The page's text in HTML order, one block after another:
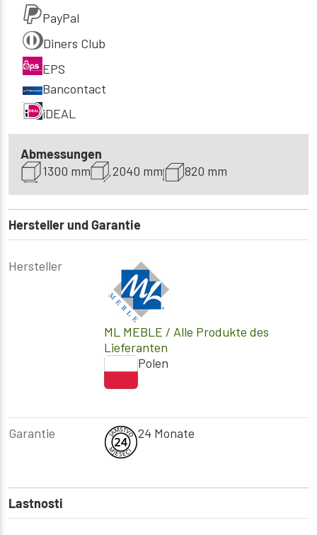
PayPal
Diners Club
EPS
Bancontact
iDEAL
Abmessungen
1300 mm
2040 mm 820 mm
Hersteller und Garantie
Hersteller
ML MEBLE / Alle Produkte des
Lieferanten
Polen
Garantie 24 Monate
Lastnosti